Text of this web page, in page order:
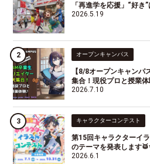
「再進学を応援」“好き
2026.5.19
オープンキャンパス
【8/8オープンキャン
集合！現役プロと授業体
2026.7.10
キャラクターコンテスト
第15回キャラクターイ
のテーマを発表します
2026.6.1